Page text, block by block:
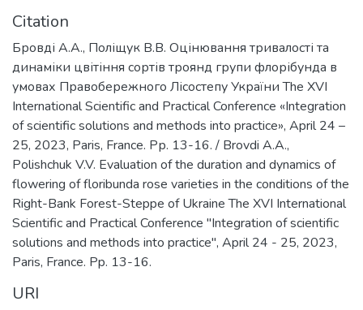
Citation
Бровді А.А., Поліщук В.В. Оцінювання тривалості та
динаміки цвітіння сортів троянд групи флорібунда в
умовах Правобережного Лісостепу України The XVI
International Scientific and Practical Conference «Integration
of scientific solutions and methods into practice», April 24 –
25, 2023, Paris, France. Рр. 13-16. / Brovdi A.A.,
Polishchuk V.V. Evaluation of the duration and dynamics of
flowering of floribunda rose varieties in the conditions of the
Right-Bank Forest-Steppe of Ukraine The XVI International
Scientific and Practical Conference "Integration of scientific
solutions and methods into practice", April 24 - 25, 2023,
Paris, France. Pp. 13-16.
URI